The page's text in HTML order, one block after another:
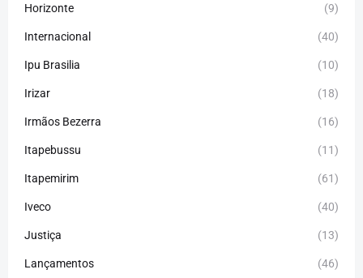
Horizonte (9)
Internacional (40)
Ipu Brasilia (10)
Irizar (18)
Irmãos Bezerra (16)
Itapebussu (11)
Itapemirim (61)
Iveco (40)
Justiça (13)
Lançamentos (46)